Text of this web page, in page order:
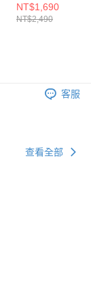
跑步鞋 KI4120
NT$1,690
NT$2,490
客服
查看全部